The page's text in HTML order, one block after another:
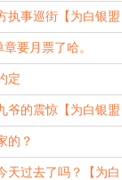
执事巡街【为白银盟
10】
要月票了哈。
定
爷的震惊【为白银盟
13】
的？
天过去了吗？【为白